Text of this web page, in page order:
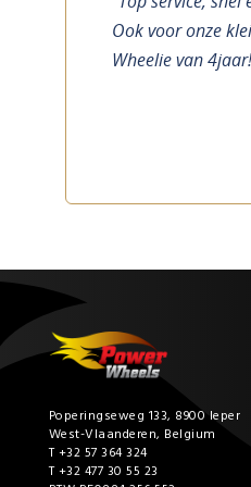
Ook voor onze
Wheelie van
previous
Poperingseweg 133, 8900 Ieper
West-Vlaanderen, Belgium
T +32 57 364 324
T +32 477 30 55 23